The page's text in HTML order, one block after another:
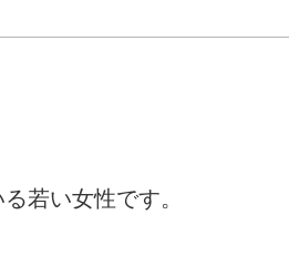
若い女性です。